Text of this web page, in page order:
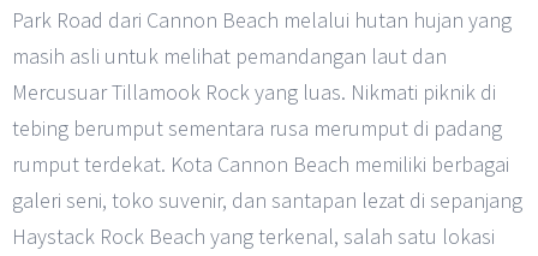
Park Road dari Cannon Beach melalui hutan hujan yang
masih asli untuk melihat pemandangan laut dan
Mercusuar Tillamook Rock yang luas. Nikmati piknik di
tebing berumput sementara rusa merumput di padang
rumput terdekat. Kota Cannon Beach memiliki berbagai
galeri seni, toko suvenir, dan santapan lezat di sepanjang
Haystack Rock Beach yang terkenal, salah satu lokasi